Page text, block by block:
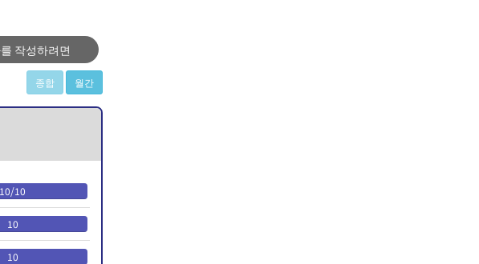
작성하려면
종합 월간
10/10
10
10